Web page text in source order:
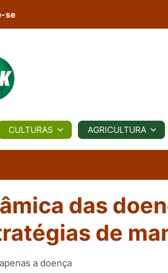
COTAÇÕES NOTÍCIAS
Eventos
e
Vídeos
se
CULTURAS AGRICULTURA
das
de
a doença